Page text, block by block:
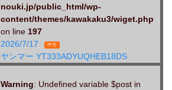
nouki.jp/public_html/wp-
content/themes/kawakaku3/wiget.php
on line 197
2026/7/17
中古
ヤンマー YT333ADYUQHEB18DS
Warning: Undefined variable $post in